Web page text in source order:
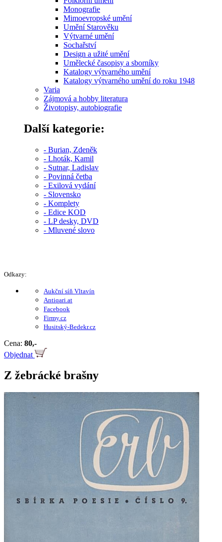
Monografie
Mimoevropské umění
Umění Starověku
Výtvarné umění
Sochařství
Design a užité umění
Umělecké časopisy a sborníky
Katalogy výtvarného umění
Katalogy výtvarného umění do roku 1948
Varia
Zájmová a hobby literatura
Životopisy, autobiografie
Další kategorie:
- Burian, Zdeněk
- Lhoták, Kamil
- Sutnar, Ladislav
- Povinná četba
- Exilová vydání
- Slovensko
- Komplety
- Edice KOD
- LP desky, DVD
- Mluvené slovo
Odkazy:
Aukční síň Vltavín
Antiqari.at
Facebook
Firmy.cz
Husitský-Bedekr.cz
Cena: 80,-
Objednat
Z žebrácké brašny